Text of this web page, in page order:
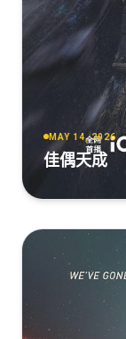
MAY 14, 2026
佳偶天成